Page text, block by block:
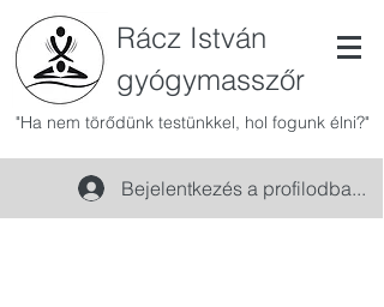
Rácz István
gyógymasszőr
"Ha nem törődünk testünkkel, hol fogunk élni?"
Bejelentkezés a profilodba...